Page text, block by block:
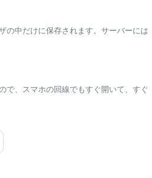
の中だけに保存されます。サーバーには
で、スマホの回線でもすぐ開いて、すぐ